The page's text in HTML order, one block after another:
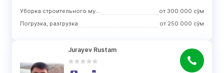
Уборка строительного мусора от 300 000 сўм
Погрузка, разгрузка
от 250 000 сўм
Jurayev Rustam